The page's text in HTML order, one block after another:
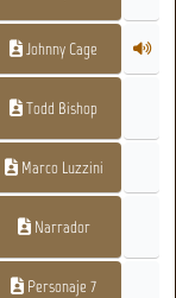
Johnny Cage
Todd Bishop
Marco Luzzini
Narrador
Personaje 7